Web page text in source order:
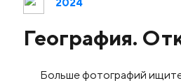
География.
Больше фотографий